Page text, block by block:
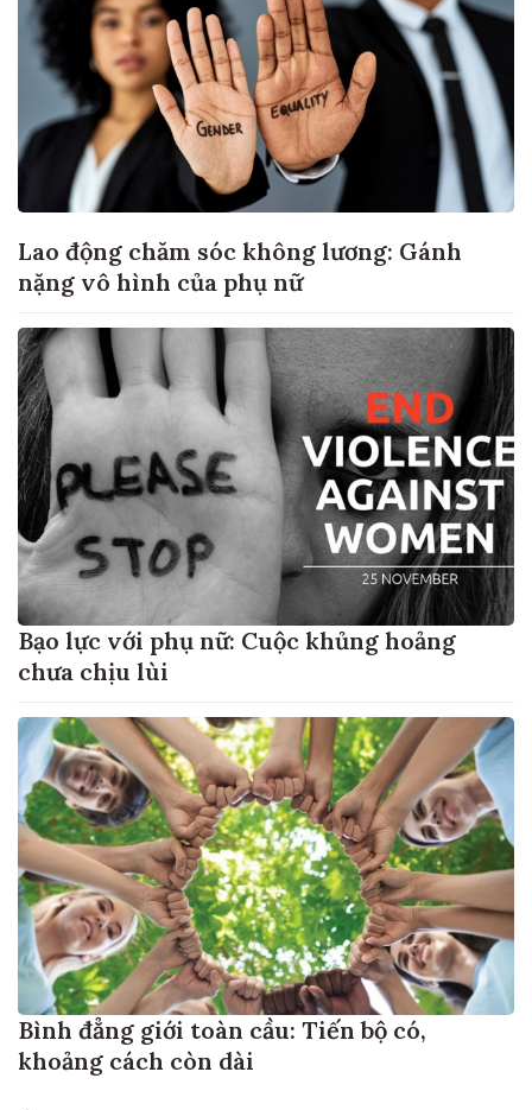
Lao động chăm sóc không lương: Gánh
nặng vô hình của phụ nữ
Bạo lực với phụ nữ: Cuộc khủng hoảng
chưa chịu lùi
Bình đẳng giới toàn cầu: Tiến bộ có,
khoảng cách còn dài